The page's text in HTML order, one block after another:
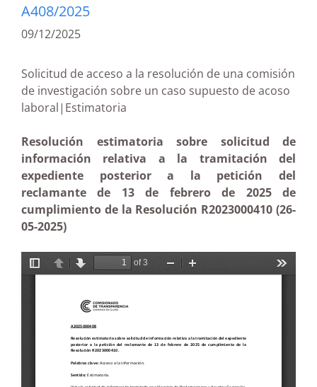
A408/2025
09/12/2025
Solicitud de acceso a la resolución de una comisión
de investigación sobre un caso supuesto de acoso
laboral|Estimatoria
Resolución estimatoria sobre solicitud de
información relativa a la tramitación del
expediente posterior a la petición del
reclamante de 13 de febrero de 2025 de
cumplimiento de la Resolución R2023000410 (26-
05-2025)